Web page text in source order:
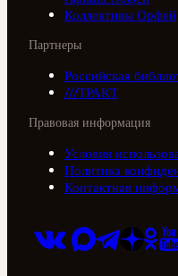
Коллективы Орфей
Партнеры
Российская
///ТРАКТ
Правовая информация
Условия
Политика
Контактная